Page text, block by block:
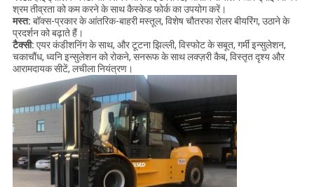
श्रम तीव्रता को कम करने के साथ कैस्केड फोर्क का उपयोग करें।
मस्त: बॉक्स-प्रकार के आंतरिक-बाहरी मस्तूल, विशेष चौतरफा रोलर बीयरिंग, उठाने के
प्रदर्शन को बढ़ाते हैं।
टैक्सी: एयर कंडीशनिंग के साथ, और टूटना झिल्ली, विस्फोट के सबूत, गर्मी इन्सुलेशन,
चकाचौंध, ध्वनि इन्सुलेशन को रोकने, सनरूफ के साथ लक्ज़री कैब, विस्तृत दृश्य और
आरामदायक सीटें, लचीला नियंत्रण।